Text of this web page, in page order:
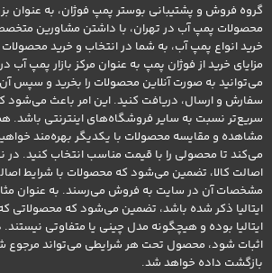
گروه فروش و پشتیبانی بوستر پمپ فوژان، به عنوان
محصولات پمپ آب در تهران، با داشتن مشاورین
خرید انواع پمپ آب، به شما در انتخاب و خرید
مزایای خرید از فوژان پمپ به عنوان مرکز بازار پمپ
می‌توانید به صورت آنلاین محصولات را بخرید و سپس
سفارش و ارسال، دریافت کنید. این امر باعث می‌شود
سریع‌تر نسبت به سایر فروشگاه‌های اینترنتی باشد.
مشاهده و مقایسه محصولات با یکدیگر بهره‌مند
می‌کند تا محصولی را با قیمت مناسب انتخاب کنید. در
اصالت کالا، تضمین می‌شود که محصولات با شرایط
مشخصات آن در سایت به فروش می‌رسند. به عنوان
ایتالیا ذکر شده باشد، تضمین می‌شود که محصولاتی
ایتالیا بوده و هیچگونه مدل چینی یا متفاوتی
اثبات شود، محصول تحت هر شرایطی می‌تواند مرجوع
بازگشت داده خواهد شد.